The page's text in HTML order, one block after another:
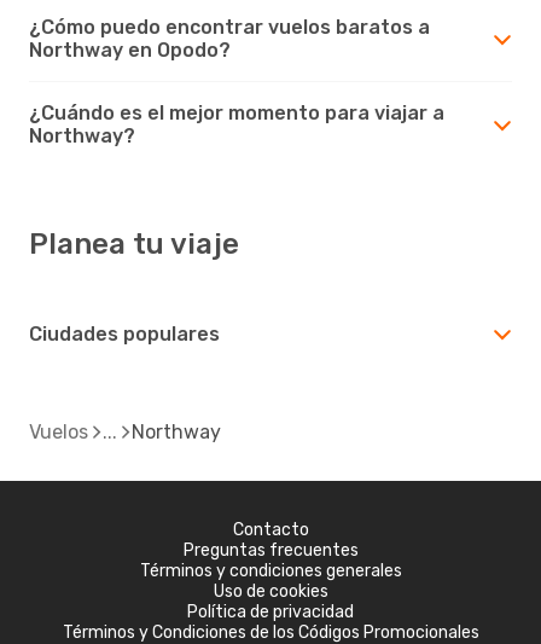
¿Cómo puedo encontrar vuelos baratos a
Northway en Opodo?
¿Cuándo es el mejor momento para viajar a
Northway?
Planea tu viaje
Ciudades populares
Vuelos Northway
Contacto
Preguntas frecuentes
Términos y condiciones generales
Uso de cookies
Política de privacidad
Términos y Condiciones de los Códigos Promocionales